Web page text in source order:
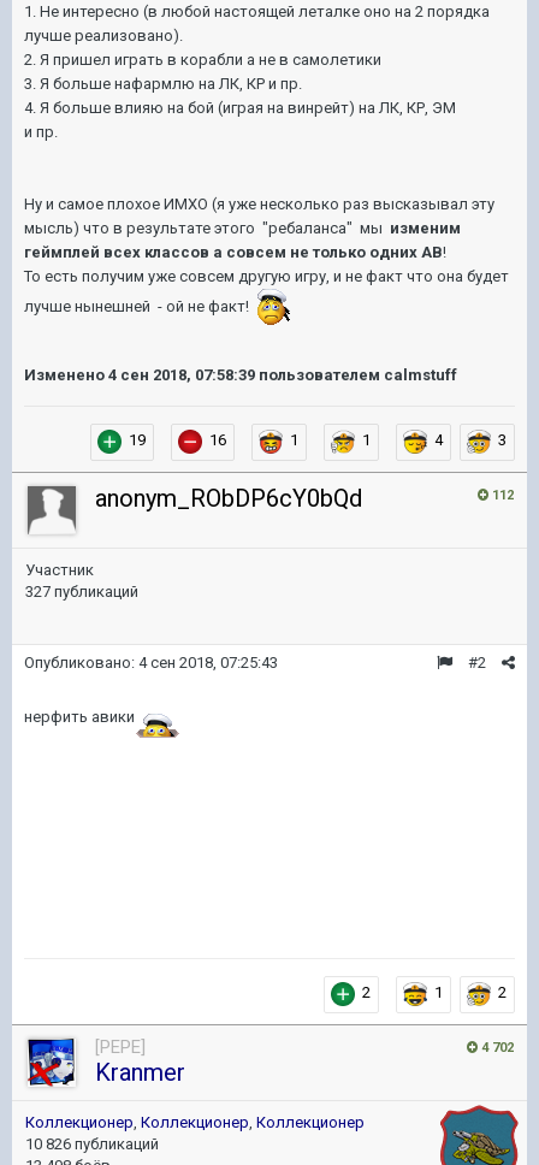
1. Не интересно (в любой настоящей леталке оно на 2 порядка
лучше реализовано).
2. Я пришел играть в корабли а не в самолетики
3. Я больше нафармлю на ЛК, КР и пр.
4. Я больше влияю на бой (играя на винрейт) на ЛК, КР, ЭМ
и пр.
Ну и самое плохое ИМХО (я уже несколько раз высказывал эту
мысль) что в результате этого "ребаланса" мы изменим
геймплей всех классов а совсем не только одних АВ!
То есть получим уже совсем другую игру, и не факт что она будет
лучше нынешней - ой не факт!
Изменено 4 сен 2018, 07:58:39 пользователем calmstuff
19 16 1 1 4 3
112
anonym_RObDP6cY0bQd
Участник
327 публикаций
#2
Опубликовано: 4 сен 2018, 07:25:43
нерфить авики
2 1 2
4 702
[PEPE]
Kranmer
Коллекционер Коллекционер Коллекционер
10 826 публикаций